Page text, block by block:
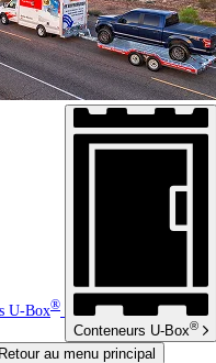
U-Box®
Conteneurs U-Box®
Retour au menu principal